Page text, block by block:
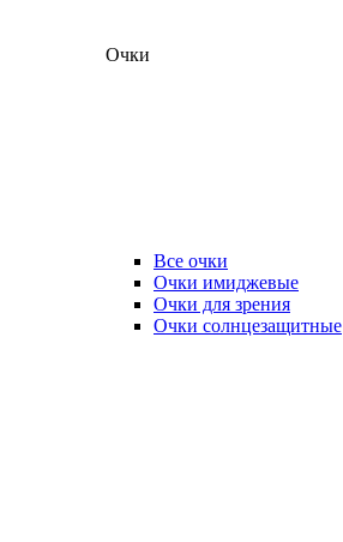
Очки
Все очки
Очки имиджевые
Очки для зрения
Очки солнцезащитные